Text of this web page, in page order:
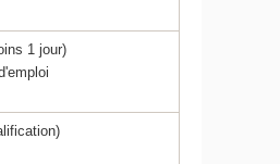
1 jour)